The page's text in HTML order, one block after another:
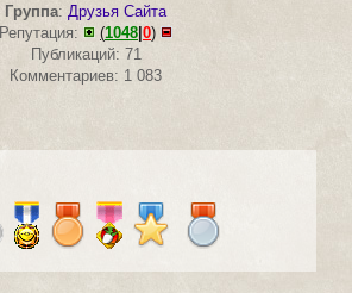
Группа: Друзья Сайта
Репутация:
(1048 0)
Публикаций: 71
Комментариев: 1 083